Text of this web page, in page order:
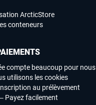
ArcticStore
conteneurs
compte beaucoup pour nous
utilisons les cookies
au prélèvement
Payez facilement